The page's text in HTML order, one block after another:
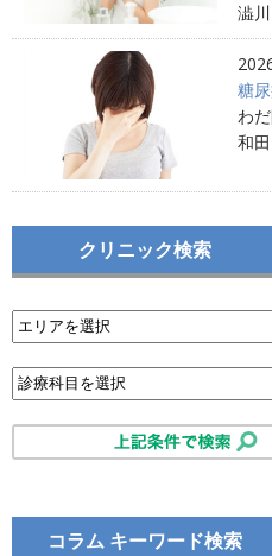
澁
糖
わ
和
クリニック検索
コラム キーワード検索